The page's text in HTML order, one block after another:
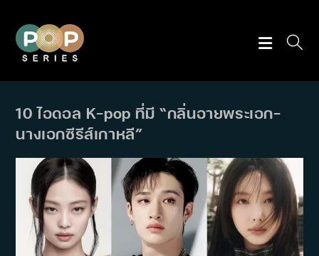
content
10 ไอดอล K-pop ที่มี “กลิ่นอายพระเอก-
นางเอกซีรีส์เกาหลี”